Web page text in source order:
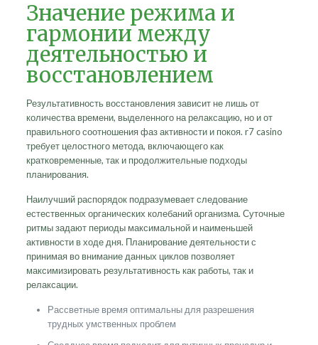
Значение режима и
гармонии между
деятельностью и
восстановлением
Результативность восстановления зависит не лишь от
количества времени, выделенного на релаксацию, но и от
правильного соотношения фаз активности и покоя. r7 casino
требует целостного метода, включающего как
кратковременные, так и продолжительные подходы
планирования.
Наилучший распорядок подразумевает следование
естественных органических колебаний организма. Суточные
ритмы задают периоды максимальной и наименьшей
активности в ходе дня. Планирование деятельности с
принимая во внимание данных циклов позволяет
максимизировать результативность как работы, так и
релаксации.
Рассветные время оптимальны для разрешения
трудных умственных проблем